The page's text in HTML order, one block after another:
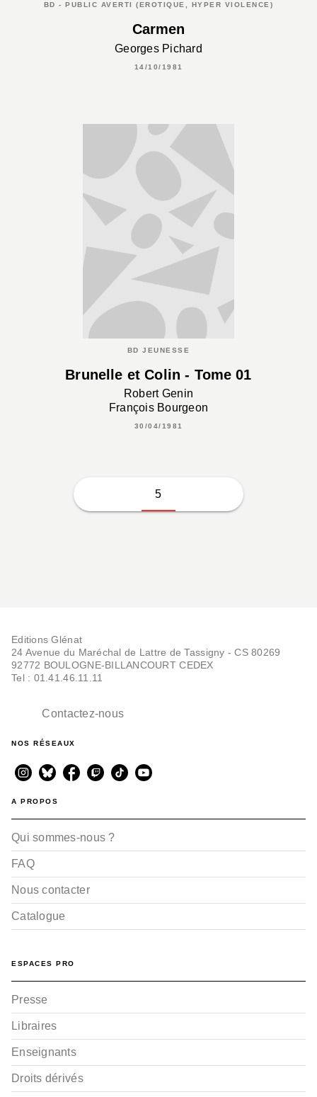
BD - PUBLIC AVERTI (EROTIQUE, HYPER VIOLENCE)
Carmen
Georges Pichard
14/10/1981
BD JEUNESSE
Brunelle et Colin - Tome 01
Robert Genin
François Bourgeon
30/04/1981
5
Editions Glénat
24 Avenue du Maréchal de Lattre de Tassigny - CS 80269
92772 BOULOGNE-BILLANCOURT CEDEX
Tel : 01.41.46.11.11
Contactez-nous
NOS RÉSEAUX
A PROPOS
Qui sommes-nous ?
FAQ
Nous contacter
Catalogue
ESPACES PRO
Presse
Libraires
Enseignants
Droits dérivés